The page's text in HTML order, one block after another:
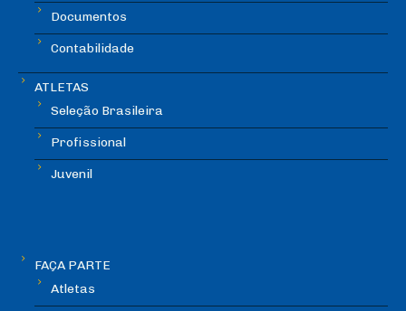
Documentos
Contabilidade
ATLETAS
Seleção Brasileira
Profissional
Juvenil
FAÇA PARTE
Atletas